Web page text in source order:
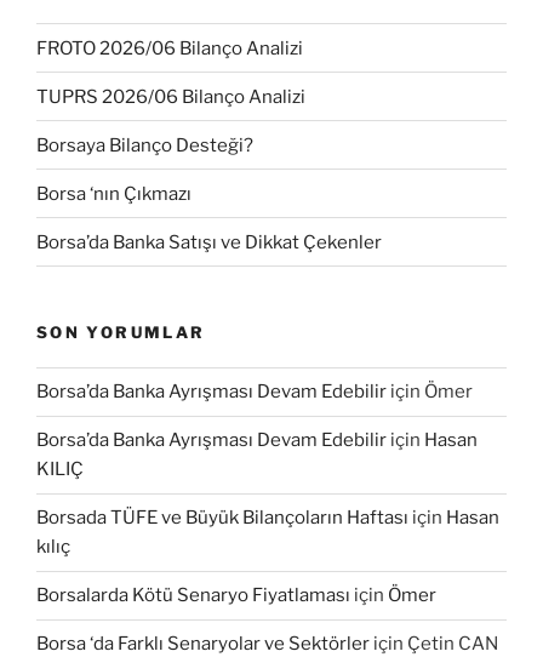
FROTO 2026/06 Bilanço Analizi
TUPRS 2026/06 Bilanço Analizi
Borsaya Bilanço Desteği?
Borsa ‘nın Çıkmazı
Borsa’da Banka Satışı ve Dikkat Çekenler
SON YORUMLAR
Borsa’da Banka Ayrışması Devam Edebilir için Ömer
Borsa’da Banka Ayrışması Devam Edebilir için Hasan
KILIÇ
Borsada TÜFE ve Büyük Bilançoların Haftası için Hasan
kılıç
Borsalarda Kötü Senaryo Fiyatlaması için Ömer
Borsa ‘da Farklı Senaryolar ve Sektörler için Çetin CAN